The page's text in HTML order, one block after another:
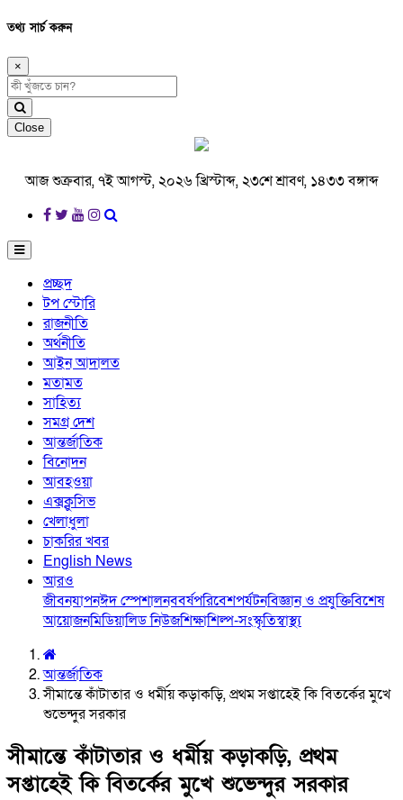
তথ্য সার্চ করুন
×
Close
আজ শুক্রবার, ৭ই আগস্ট, ২০২৬ খ্রিস্টাব্দ, ২৩শে শ্রাবণ, ১৪৩৩ বঙ্গাব্দ
প্রচ্ছদ
টপ স্টোরি
রাজনীতি
অর্থনীতি
আইন আদালত
মতামত
সাহিত্য
সমগ্র দেশ
আন্তর্জাতিক
বিনোদন
আবহওয়া
এক্সক্লুসিভ
খেলাধুলা
চাকরির খবর
English News
আরও
জীবনযাপনঈদ স্পেশালনববর্ষপরিবেশপর্যটনবিজ্ঞান ও প্রযুক্তিবিশেষ
আয়োজনমিডিয়ালিড নিউজশিক্ষাশিল্প-সংস্কৃতিস্বাস্থ্য
আন্তর্জাতিক
সীমান্তে কাঁটাতার ও ধর্মীয় কড়াকড়ি, প্রথম সপ্তাহেই কি বিতর্কের মুখে
শুভেন্দুর সরকার
সীমান্তে কাঁটাতার ও ধর্মীয় কড়াকড়ি, প্রথম
সপ্তাহেই কি বিতর্কের মুখে শুভেন্দুর সরকার